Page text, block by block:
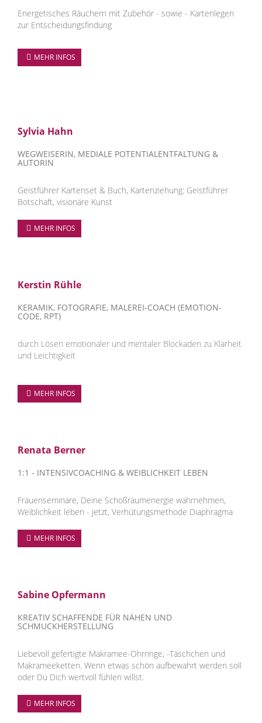
Energetisches Räuchern mit Zubehör - sowie - Kartenlegen
zur Entscheidungsfindung
MEHR INFOS
Sylvia Hahn
WEGWEISERIN, MEDIALE POTENTIALENTFALTUNG &
AUTORIN
Geistführer Kartenset & Buch, Kartenziehung: Geistführer
Botschaft, visionäre Kunst
MEHR INFOS
Kerstin Rühle
KERAMIK, FOTOGRAFIE, MALEREI-COACH (EMOTION-
CODE, RPT)
durch Lösen emotionaler und mentaler Blockaden zu Klarheit
und Leichtigkeit
MEHR INFOS
Renata Berner
1:1 - INTENSIVCOACHING & WEIBLICHKEIT LEBEN
Frauenseminare, Deine Schoßraumenergie wahrnehmen,
Weiblichkeit leben - jetzt, Verhütungsmethode Diaphragma
MEHR INFOS
Sabine Opfermann
KREATIV SCHAFFENDE FÜR NÄHEN UND
SCHMUCKHERSTELLUNG
Liebevoll gefertigte Makramee-Ohrringe, -Täschchen und
Makrameeketten. Wenn etwas schön aufbewahrt werden soll
oder Du Dich wertvoll fühlen willst.
MEHR INFOS